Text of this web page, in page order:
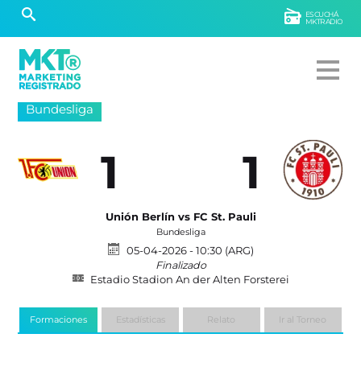
ESCUCHÁ
MKTRADIO
Bundesliga
1 1
Unión Berlín vs FC St. Pauli
Bundesliga
05-04-2026 - 10:30 (ARG)
Finalizado
Estadio Stadion An der Alten Forsterei
Formaciones Estadísticas Relato Ir al Torneo